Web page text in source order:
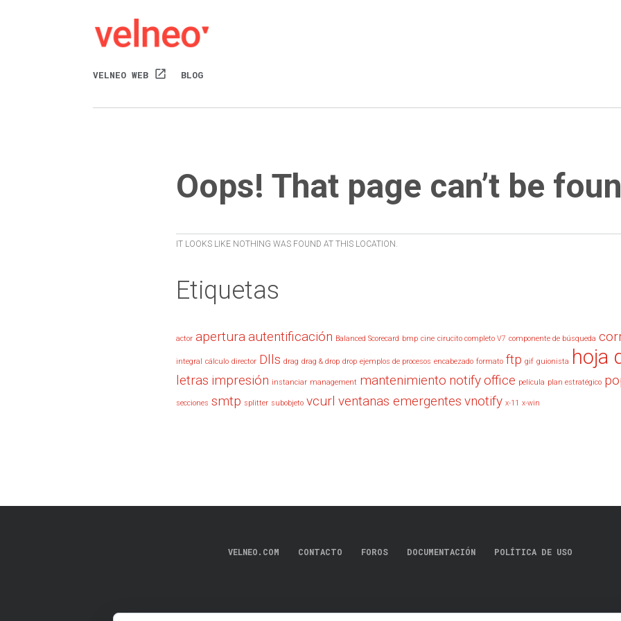
VELNEO WEB open_in_new BLOG
Oops! That page can’t be
IT LOOKS LIKE NOTHING WAS FOUND AT THIS LOCATION.
Etiquetas
actor apertura autentificación Balanced Scorecard bmp cine cirucito completo V7 componente de búsqueda
integral cálculo director Dlls drag drag & drop drop ejemplos de procesos encabezado formato ftp gif guionista hoja
letras impresión instanciar management mantenimiento notifyoffice película plan estratégico
secciones smtp splitter subobjeto vcurl ventanas emergentes vnotify x-11 x-win
VELNEO.COM CONTACTO FOROS DOCUMENTACIÓN POLÍTICA DE USO